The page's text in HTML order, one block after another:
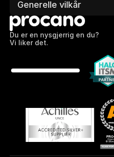
Generelle vilkår
Du er en nysgjerrig en du?
Vi liker det.